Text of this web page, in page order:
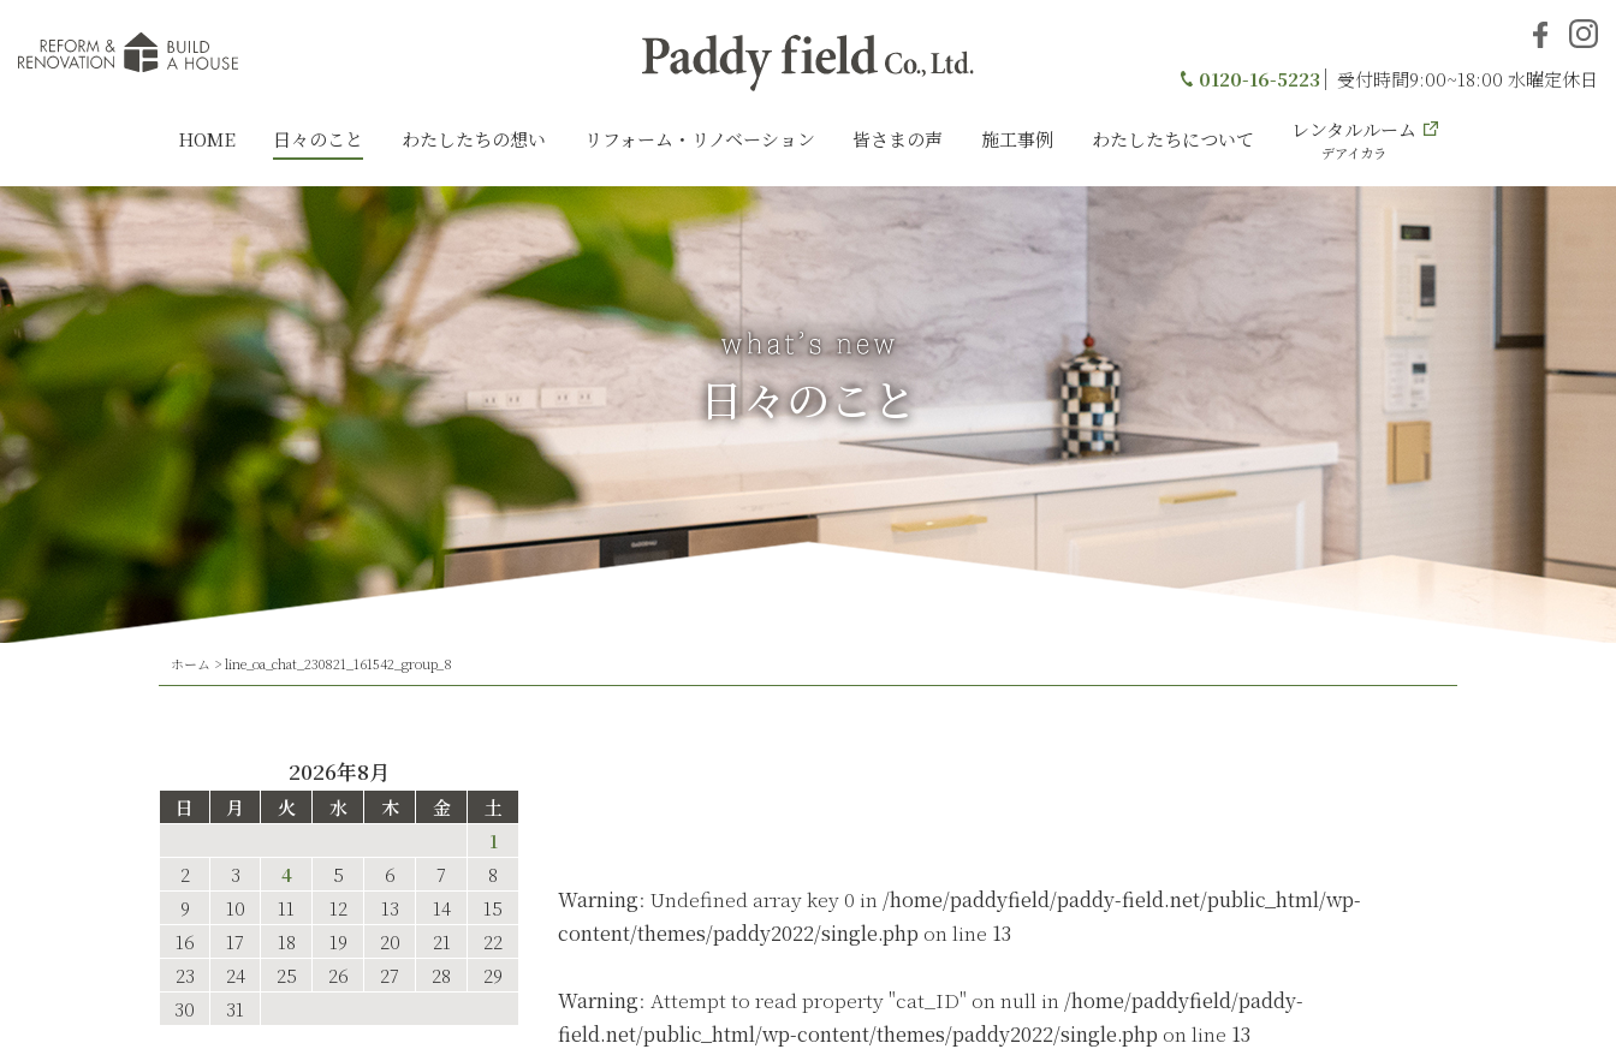
0120-16-5223 受付時間9:00~18:00 水曜定休日
HOME 日々のこと わたしたちの想い リフォーム・リノベーション 皆さまの声 施工事例 わたしたちについて レンタルルーム
デアイカラ
日々のこと
ホーム >line_oa_chat_230821_161542_group_8
Warning: Undefined array key 0 in /home/paddyfield/paddy-field.net/public_html/wp-
content/themes/paddy2022/single.php on line 13
Warning: Attempt to read property "cat_ID" on null in /home/paddyfield/paddy-
field.net/public_html/wp-content/themes/paddy2022/single.php on line 13
2026年8月
日 月 火 水 木 金
土
1
2
3 4 5 6 7
8
9
10 11 12 13 14
15
16
17 18 19 20 21
22
23
24 25 26 27 28
29
30
31